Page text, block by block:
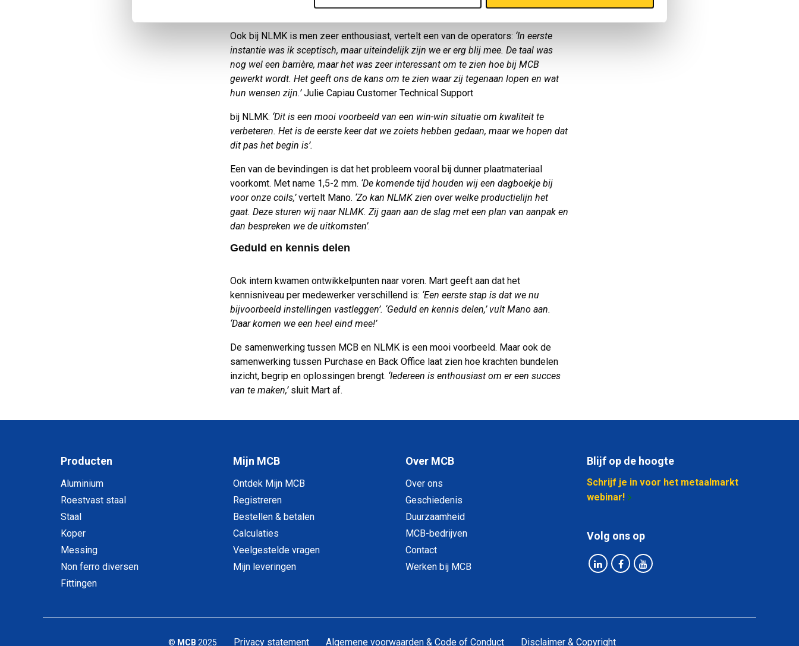
Ook bij NLMK is men zeer enthousiast, vertelt een van de operators: ‘In eerste
instantie was ik sceptisch, maar uiteindelijk zijn we er erg blij mee. De taal was
nog wel een barrière, maar het was zeer interessant om te zien hoe bij MCB
gewerkt wordt. Het geeft ons de kans om te zien waar zij tegenaan lopen en wat
hun wensen zijn.’Julie Capiau Customer Technical Support
bij NLMK: ‘Dit is een mooi voorbeeld van een win-win situatie om kwaliteit te
verbeteren. Het is de eerste keer dat we zoiets hebben gedaan, maar we hopen dat
dit pas het begin is’.
Een van de bevindingen is dat het probleem vooral bij dunner plaatmateriaal
voorkomt. Met name 1,5-2 mm. ‘De komende tijd houden wij een dagboekje bij
voor onze coils,’vertelt Mano. ‘Zo kan NLMK zien over welke productielijn het
gaat. Deze sturen wij naar NLMK. Zij gaan aan de slag met een plan van aanpak en
dan bespreken we de uitkomsten’.
Geduld en kennis delen
Ook intern kwamen ontwikkelpunten naar voren. Mart geeft aan dat het
kennisniveau per medewerker verschillend is: ‘Een eerste stap is dat we nu
bijvoorbeeld instellingen vastleggen’. ‘Geduld en kennis delen,’ vult Mano aan.
‘Daar komen we een heel eind mee!’
De samenwerking tussen MCB en NLMK is een mooi voorbeeld. Maar ook de
samenwerking tussen Purchase en Back Office laat zien hoe krachten bundelen
inzicht, begrip en oplossingen brengt. ‘Iedereen is enthousiast om er een succes
van te maken,’sluit Mart af.
Producten
Aluminium
Roestvast staal
Staal
Koper
Messing
Non ferro diversen
Fittingen
Mijn MCB
Ontdek Mijn MCB
Registreren
Bestellen & betalen
Calculaties
Veelgestelde vragen
Mijn leveringen
Over MCB
Over ons
Geschiedenis
Duurzaamheid
MCB-bedrijven
Contact
Werken bij MCB
Blijf op de hoogte
Schrijf je in voor het metaalmarkt
webinar!
Volg ons op
© MCB 2025 Privacy statement Algemene voorwaarden & Code of Conduct Disclaimer & Copyright